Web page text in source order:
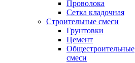
Проволока
Сетка кладочная
Строительные смеси
Грунтовки
Цемент
Общестроительные
смеси